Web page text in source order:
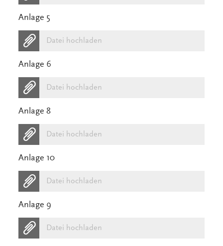
Anlage 5
Datei hochladen
Anlage 6
Datei hochladen
Anlage 8
Datei hochladen
Anlage 10
Datei hochladen
Anlage 9
Datei hochladen